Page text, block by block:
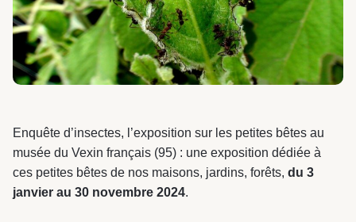
Enquête d’insectes, l’exposition sur les petites bêtes au
musée du Vexin français (95) : une exposition dédiée à
ces petites bêtes de nos maisons, jardins, forêts, du 3
janvier au 30 novembre 2024.